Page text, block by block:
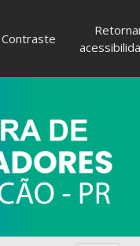
Contraste